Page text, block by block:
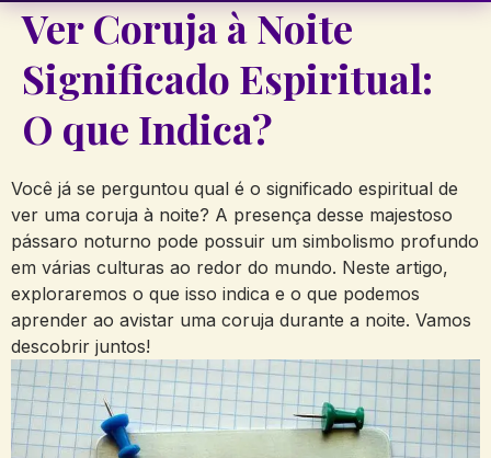
Ver Coruja à Noite
Significado Espiritual:
O que Indica?
Você já se perguntou qual é o significado espiritual de
ver uma coruja à noite? A presença desse majestoso
pássaro noturno pode possuir um simbolismo profundo
em várias culturas ao redor do mundo. Neste artigo,
exploraremos o que isso indica e o que podemos
aprender ao avistar uma coruja durante a noite. Vamos
descobrir juntos!